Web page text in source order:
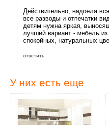
Действительно, надоела
все разводы и отпечатки
детям нужна яркая,
лучший вариант - мебель из
спокойных, натуральных
ответить
У них есть еще